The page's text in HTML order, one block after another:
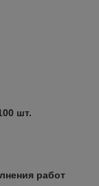
шт.
работ